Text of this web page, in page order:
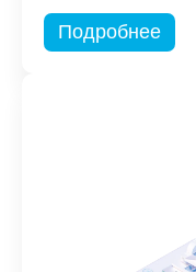
Подробнее